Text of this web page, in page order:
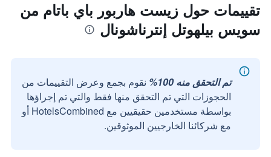
تقييمات حول زيست هاربور باي باتام من
سويس بيلهوتل إنترناشونال
تم التحقق منه 100%
نقوم بجمع وعرض التقييمات من
الحجوزات التي تم التحقق منها فقط والتي تم إجراؤها
بواسطة مستخدمين حقيقيين مع HotelsCombined أو
مع شركائنا الخارجيين الموثوقين.